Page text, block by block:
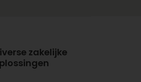
cadeaus
via
zakelijke